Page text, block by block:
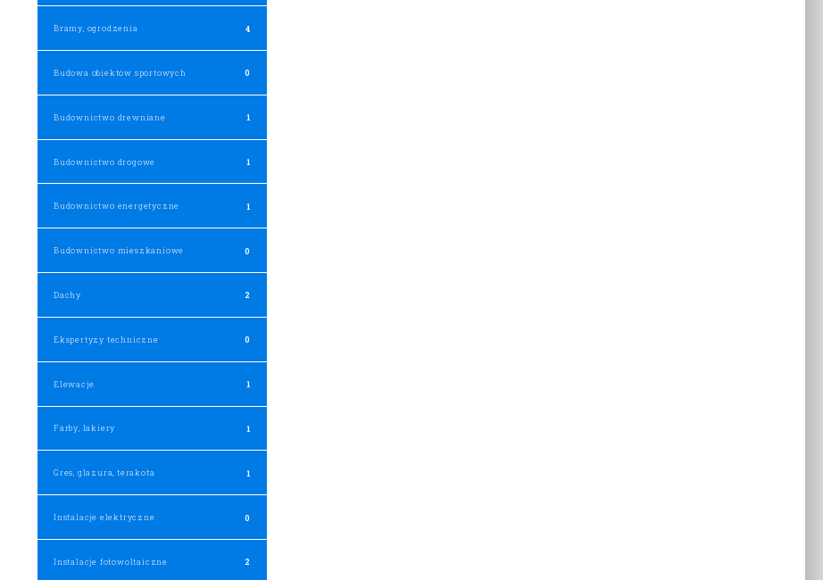
Bramy, ogrodzenia 4
Budowa obiektów sportowych 0
Budownictwo drewniane 1
Budownictwo drogowe 1
Budownictwo energetyczne 1
Budownictwo mieszkaniowe 0
Dachy 2
Ekspertyzy techniczne 0
Elewacje 1
Farby, lakiery 1
Gres, glazura, terakota 1
Instalacje elektryczne 0
Instalacje fotowoltaiczne 2